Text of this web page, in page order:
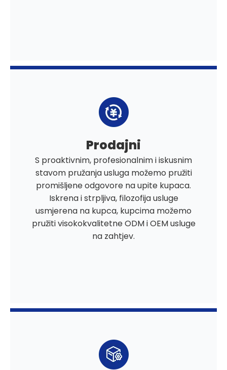
Prodajni
S proaktivnim, profesionalnim i iskusnim
stavom pružanja usluga možemo pružiti
promišljene odgovore na upite kupaca.
Iskrena i strpljiva, filozofija usluge
usmjerena na kupca, kupcima možemo
pružiti visokokvalitetne ODM i OEM usluge
na zahtjev.